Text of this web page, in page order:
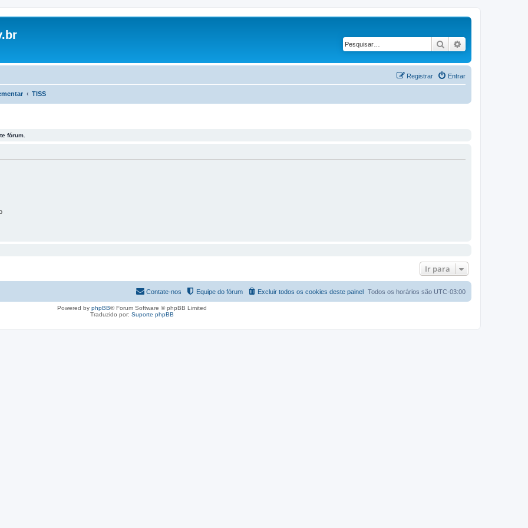
Pesquisar
Entrar
Registrar
TISS
fórum.
Ir para
Todos os horários são UTC-03:00
Excluir todos os cookies deste painel
Equipe do fórum
Contate-nos
Powered by phpBB® Forum Software © phpBB Limited
Traduzido por: Suporte phpBB